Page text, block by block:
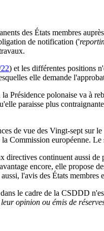
des États membres
de notification ('
) et les différentes positions
elle demande
Présidence polonaise va à
paraisse plus
de vue des Vingt-sept sur
Commission européenne.
directives continuent aussi
encore, elle propose
l'avis des États membres
le cadre de la CSDDD
opinion ou émis de